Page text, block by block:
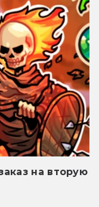
на вторую